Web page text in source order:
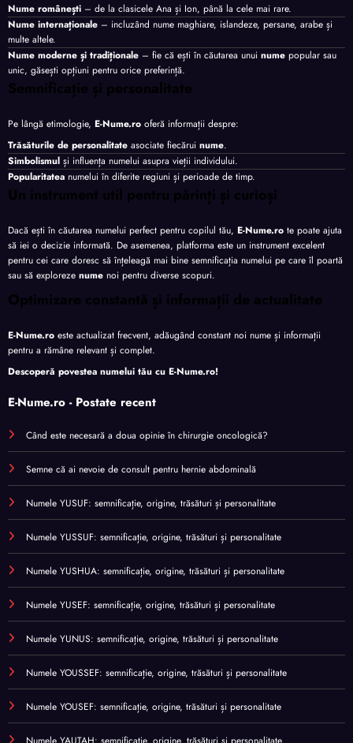
Nume românești – de la clasicele Ana și Ion, până la cele mai rare.
Nume internaționale – incluzând nume maghiare, islandeze, persane, arabe și
multe altele.
Nume moderne și tradiționale – fie că ești în căutarea unui nume popular sau
unic, găsești opțiuni pentru orice preferință.
Semnificație și personalitate
Pe lângă etimologie, E-Nume.ro oferă informații despre:
Trăsăturile de personalitate asociate fiecărui nume.
Simbolismul și influența numelui asupra vieții individului.
Popularitatea numelui în diferite regiuni și perioade de timp.
Un instrument util pentru părinți și curioși
Dacă ești în căutarea numelui perfect pentru copilul tău, E-Nume.ro te poate ajuta
să iei o decizie informată. De asemenea, platforma este un instrument excelent
pentru cei care doresc să înțeleagă mai bine semnificația numelui pe care îl poartă
sau să exploreze nume noi pentru diverse scopuri.
Optimizare constantă și informații de actualitate
E-Nume.ro este actualizat frecvent, adăugând constant noi nume și informații
pentru a rămâne relevant și complet.
Descoperă povestea numelui tău cu E-Nume.ro!
E-Nume.ro - Postate recent
Când este necesară a doua opinie în chirurgie oncologică?
Semne că ai nevoie de consult pentru hernie abdominală
Numele YUSUF: semnificație, origine, trăsături și personalitate
Numele YUSSUF: semnificație, origine, trăsături și personalitate
Numele YUSHUA: semnificație, origine, trăsături și personalitate
Numele YUSEF: semnificație, origine, trăsături și personalitate
Numele YUNUS: semnificație, origine, trăsături și personalitate
Numele YOUSSEF: semnificație, origine, trăsături și personalitate
Numele YOUSEF: semnificație, origine, trăsături și personalitate